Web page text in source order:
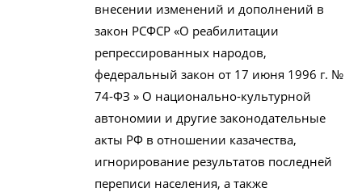
внесении изменений и дополнений в
закон РСФСР «О реабилитации
репрессированных народов,
федеральный закон от 17 июня 1996 г. №
74-ФЗ » О национально-культурной
автономии и другие законодательные
акты РФ в отношении казачества,
игнорирование результатов последней
переписи населения, а также